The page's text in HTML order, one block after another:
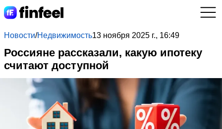
Новости/Недвижимость13 ноября 2025 г., 16:49
Россияне рассказали, какую ипотеку
считают доступной